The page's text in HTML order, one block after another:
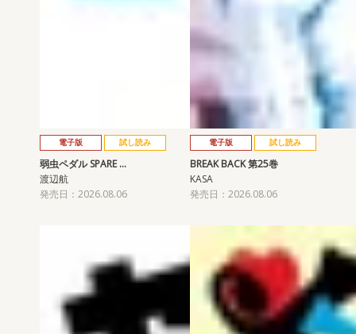
電子版 試し読み
弱虫ペダル SPARE …
渡辺航
発売日：2026.08.06
電子版 試し読み
BREAK BACK 第25巻
KASA
発売日：2026.08.06